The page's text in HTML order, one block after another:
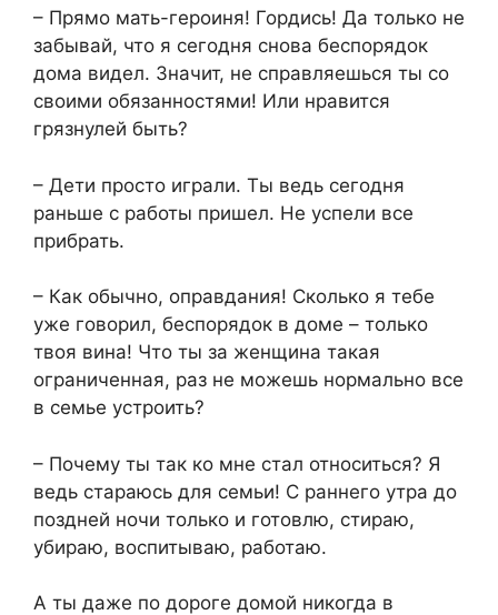
– Прямо мать-героиня! Гордись! Да только не
забывай, что я сегодня снова беспорядок
дома видел. Значит, не справляешься ты со
своими обязанностями! Или нравится
грязнулей быть?
– Дети просто играли. Ты ведь сегодня
раньше с работы пришел. Не успели все
прибрать.
– Как обычно, оправдания! Сколько я тебе
уже говорил, беспорядок в доме – только
твоя вина! Что ты за женщина такая
ограниченная, раз не можешь нормально все
в семье устроить?
– Почему ты так ко мне стал относиться? Я
ведь стараюсь для семьи! С раннего утра до
поздней ночи только и готовлю, стираю,
убираю, воспитываю, работаю.
А ты даже по дороге домой никогда в